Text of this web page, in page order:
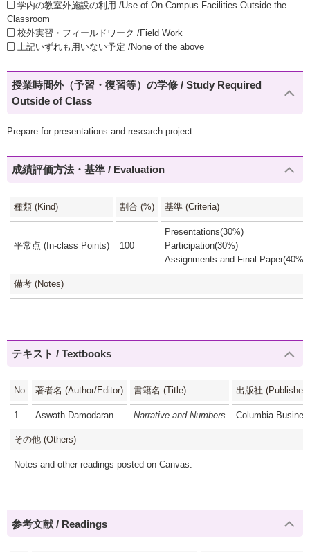
学内の教室外施設の利用 /Use of On-Campus Facilities Outside the
Classroom
校外実習・フィールドワーク /Field Work
上記いずれも用いない予定 /None of the above
授業時間外（予習・復習等）の学修 / Study Required
Outside of Class
Prepare for presentations and research project.
成績評価方法・基準 / Evaluation
種類 (Kind) 割合 (%) 基準 (Criteria)
平常点 (In-class Points) 100
Presentations(30%)
Participation(30%)
Assignments and Final Paper(40%)
備考 (Notes)
テキスト / Textbooks
No 著者名 (Author/Editor) 書籍名 (Title) 出版社 (Publisher)
1 Aswath Damodaran Narrative and Numbers Columbia
その他 (Others)
Notes and other readings posted on Canvas.
参考文献 / Readings